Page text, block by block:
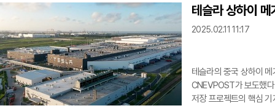
수 있다. EV 도입 에 대
1000개의 신규 충전소
지난해 CATL은 Choco-
테슬라 상하이
2025.02.11 11:17
테슬라의 중국 상하이
CNEVPOST가 보도했
저장 프로젝트의 핵심